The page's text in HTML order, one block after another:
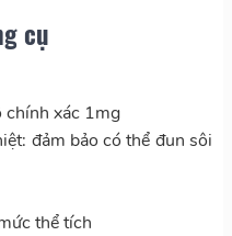
cụ
chính xác 1mg
đảm bảo có thể đun sôi
thể tích